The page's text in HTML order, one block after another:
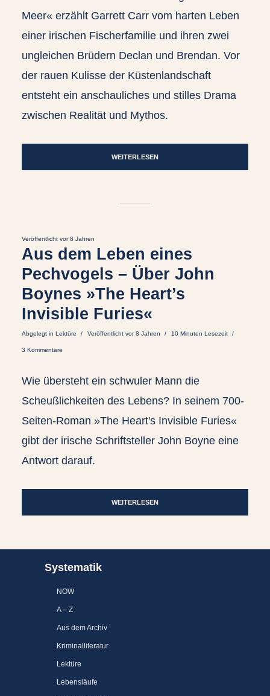
Meer« erzählt Garrett Carr vom harten Leben
einer irischen Fischerfamilie und ihren zwei
ungleichen Brüdern Declan und Brendan. Vor
der rauen Kulisse der Küstenlandschaft
entsteht ein anschauliches und stilles Drama
zwischen Realität und Mythos.
WEITERLESEN
Veröffentlicht vor 8 Jahren
Aus dem Leben eines
Pechvogels – Über John
Boynes »The Heart’s
Invisible Furies«
Abgelegt in Lektüre Veröffentlicht vor 8 Jahren 10 Minuten Lesezeit
3 Kommentare
Wie übersteht ein schwuler Mann die
Scheußlichkeiten des Lebens? In seinem 700-
Seiten-Roman »The Heart's Invisible Furies«
gibt der irische Schriftsteller John Boyne eine
Antwort darauf.
WEITERLESEN
Systematik
NOW
A – Z
Aus dem Archiv
Kriminalliteratur
Lektüre
Lebensläufe